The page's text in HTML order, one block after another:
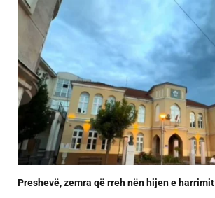
Preshevë, zemra që rreh nën hijen e harrimit